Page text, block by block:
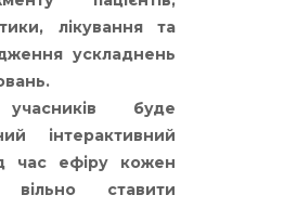
лікування та
ускладнень
буде
інтерактивний
час ефіру кожен
ставити